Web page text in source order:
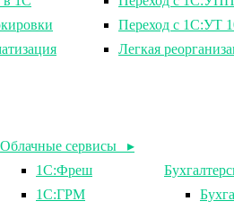
Переход с 1С:УТ
Легкая
Облачные сервисы ▸
1С:Фреш
1С:ГРМ